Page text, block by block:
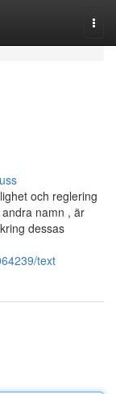
och reglering
namn , är
dessas
text